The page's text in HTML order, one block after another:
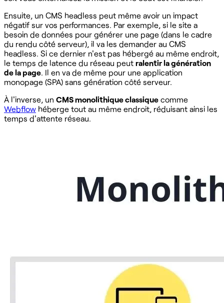
Ensuite, un CMS headless peut même avoir un impact
négatif sur vos performances. Par exemple, si le site a
besoin de données pour générer une page (dans le cadre
du rendu côté serveur), il va les demander au CMS
headless. Si ce dernier n'est pas hébergé au même endroit,
le temps de latence du réseau peut ralentir la génération
de la page. Il en va de même pour une application
monopage (SPA) sans génération côté serveur.
À l'inverse, un CMS monolithique classique comme
Webflow héberge tout au même endroit, réduisant ainsi les
temps d'attente réseau.